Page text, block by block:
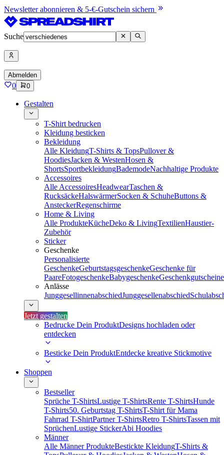
Newsletter abonnieren & 5-€-Gutschein sichern
Suche
Abmelden
0 0
Gestalten
T-Shirt bedrucken
Kleidung besticken
Bekleidung
Alle KleidungT-Shirts & TopsPullover &
HoodiesJacken & WestenHosen &
ShortsSportbekleidungBademodeNachhaltige Produkte
Accessoires
Alle AccessoiresHeadwearTaschen &
RucksäckeHalswärmerSocken & SchuheButtons &
AnsteckerRegenschirme
Home & Living
Alle ProdukteKücheDeko & LivingTextilienHaustier-
Zubehör
Sticker
Geschenke
Personalisierte
GeschenkeGeburtstagsgeschenkeGeschenke für
PaareFotogeschenkeBabygeschenkeGeschenkgutscheine
Anlässe
JunggesellinnenabschiedJunggesellenabschied
Jetzt gestalten
Bedrucke Dein ProduktDesigns hochladen oder
entdecken
Besticke Dein ProduktEntdecke kreative Stickmotive
Shoppen
Bestseller
Sprüche T-ShirtsLustige T-ShirtsRente T-ShirtsHunde
T-Shirts50. Geburtstag T-ShirtsT-Shirt für Mama
Fahrrad T-ShirtPartner T-ShirtsRetro T-ShirtsTassen mit
SprüchenLustige StickerAbi Hoodies
Männer
Alle Männer ProdukteBestickte KleidungT-Shirts &